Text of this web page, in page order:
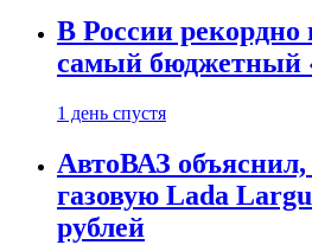
В России рекордно
самый бюджетный
1 день спустя
АвтоВАЗ
газовую Lada
рублей